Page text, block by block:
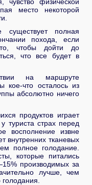
место некоторой
полная
похода, если
чтобы дойти до
что все будет в
на маршруте
кое-что осталось из
абсолютно ничего
продуктов играет
туриста страх перед
восполнение извне
внутренних тканевых
полное голодание.
которые питались
производимых за
лучше, чем